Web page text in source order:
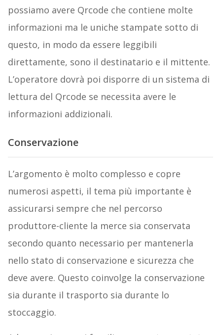
possiamo avere Qrcode che contiene molte
informazioni ma le uniche stampate sotto di
questo, in modo da essere leggibili
direttamente, sono il destinatario e il mittente.
L’operatore dovrà poi disporre di un sistema di
lettura del Qrcode se necessita avere le
informazioni addizionali.
Conservazione
L’argomento è molto complesso e copre
numerosi aspetti, il tema più importante è
assicurarsi sempre che nel percorso
produttore-cliente la merce sia conservata
secondo quanto necessario per mantenerla
nello stato di conservazione e sicurezza che
deve avere. Questo coinvolge la conservazione
sia durante il trasporto sia durante lo
stoccaggio.